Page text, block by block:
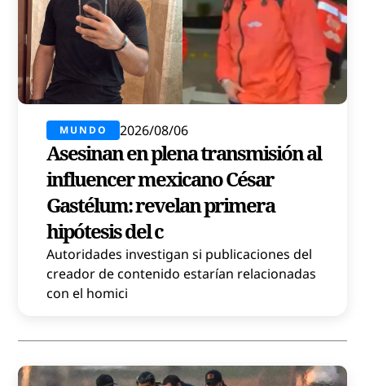
MUNDO 2026/08/06
Asesinan en plena transmisión al
influencer mexicano César
Gastélum: revelan primera
hipótesis del c
Autoridades investigan si publicaciones del
creador de contenido estarían relacionadas
con el homici